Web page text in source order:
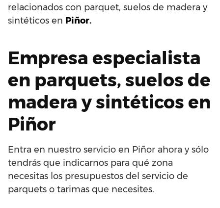
relacionados con parquet, suelos de madera y
sintéticos en Piñor.
Empresa especialista
en parquets, suelos de
madera y sintéticos en
Piñor
Entra en nuestro servicio en Piñor ahora y sólo
tendrás que indicarnos para qué zona
necesitas los presupuestos del servicio de
parquets o tarimas que necesites.